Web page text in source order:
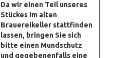
Da wir einen Teil unseres
Stückes im alten
Brauereikeller stattfinden
lassen, bringen Sie sich
bitte einen Mundschutz
und gegebenenfalls eine